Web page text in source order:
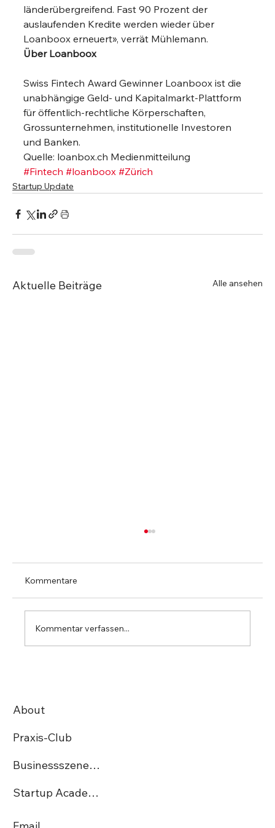
länderübergreifend. Fast 90 Prozent der
auslaufenden Kredite werden wieder über
Loanboox erneuert», verrät Mühlemann.
Über Loanboox
Swiss Fintech Award Gewinner Loanboox ist die
unabhängige Geld- und Kapitalmarkt-Plattform
für öffentlich-rechtliche Körperschaften,
Grossunternehmen, institutionelle Investoren
und Banken.
Quelle: loanbox.ch Medienmitteilung
#Fintech #loanboox #Zürich
Startup Update
Aktuelle Beiträge Alle ansehen
Kommentare
Kommentar verfassen...
About
Praxis-Club
Businessszene.ch
Startup Academy CH